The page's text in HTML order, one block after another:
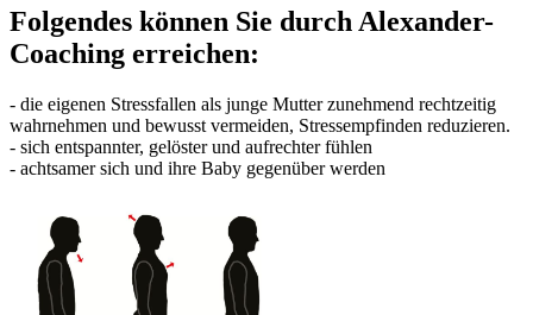
Folgendes können Sie durch Alexander-
Coaching erreichen:
- die eigenen Stressfallen als junge Mutter zunehmend rechtzeitig
wahrnehmen und bewusst vermeiden, Stressempfinden reduzieren.
- sich entspannter, gelöster und aufrechter fühlen
- achtsamer sich und ihre Baby gegenüber werden